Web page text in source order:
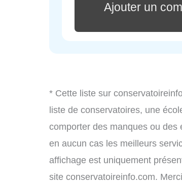
Ajouter un
* Cette liste sur
liste de conservatoires, une
comporter des manques ou des
en aucun cas les meilleurs
affichage est uniquement
site conservatoireinfo.com.